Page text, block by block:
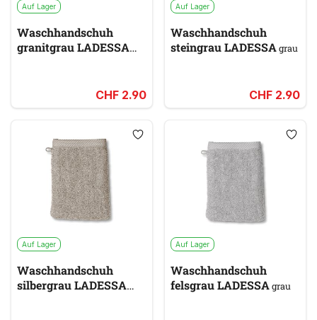
Auf Lager
Waschhandschuh
granitgrau LADESSA
CHF 2.90
Auf Lager
Waschhandschuh
steingrau LADESSAgrau
CHF 2.90
Auf Lager
Waschhandschuh
silbergrau LADESSA
Auf Lager
Waschhandschuh
felsgrau LADESSAgrau